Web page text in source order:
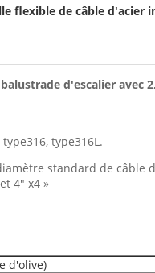
flexible de câble d'acier
d'escalier
type316L.
standard de câble
4" x4 »
d'olive)